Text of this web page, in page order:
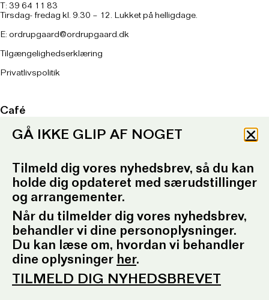
T: 39 64 11 83
Tirsdag- fredag kl. 9.30 – 12. Lukket på helligdage.
E: ordrupgaard@ordrupgaard.dk
Tilgængelighedserklæring
Privatlivspolitik
Café
Tirsdag – søndag kl. 11 – 17
Køkkenet lukker kl. 16
Køkkenet lukker kl. 20
Om caféenher
T: 93 96 99 61
Telefontid: Tirsdag – fredag
kl. 10.30-12.30 og kl. 16.30-17.30
ordrupgaard.mondrups@outlook.dk
Presserum
GÅ IKKE GLIP AF NOGET
Tilmeld dig vores nyhedsbrev, så du kan
holde dig opdateret med særudstillinger
og arrangementer.
Når du tilmelder dig vores nyhedsbrev,
behandler vi dine personoplysninger.
Du kan læse om, hvordan vi behandler
dine oplysninger her.
TILMELD DIG NYHEDSBREVET